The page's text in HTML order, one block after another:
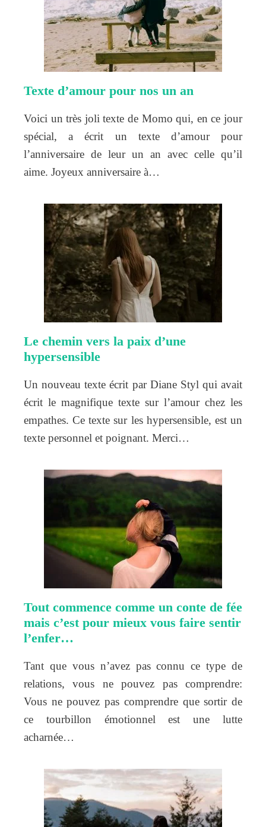
Texte d’amour pour nos un an
Voici un très joli texte de Momo qui, en ce jour
spécial, a écrit un texte d’amour pour
l’anniversaire de leur un an avec celle qu’il
aime. Joyeux anniversaire à…
Le chemin vers la paix d’une
hypersensible
Un nouveau texte écrit par Diane Styl qui avait
écrit le magnifique texte sur l’amour chez les
empathes. Ce texte sur les hypersensible, est un
texte personnel et poignant. Merci…
Tout commence comme un conte de fée
mais c’est pour mieux vous faire sentir
l’enfer…
Tant que vous n’avez pas connu ce type de
relations, vous ne pouvez pas comprendre:
Vous ne pouvez pas comprendre que sortir de
ce tourbillon émotionnel est une lutte
acharnée…